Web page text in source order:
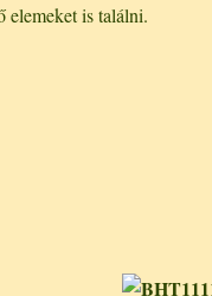
elemeket is találni.